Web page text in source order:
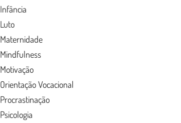
Infância
Luto
Maternidade
Mindfulness
Motivação
Orientação Vocacional
Procrastinação
Psicologia